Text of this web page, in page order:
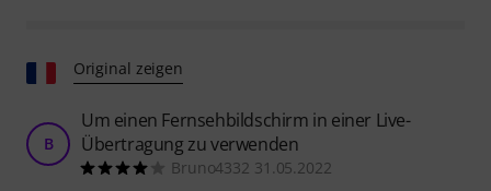
Original zeigen
B
Um einen Fernsehbildschirm in einer Live-
Übertragung zu verwenden
Bruno4332 31.05.2022